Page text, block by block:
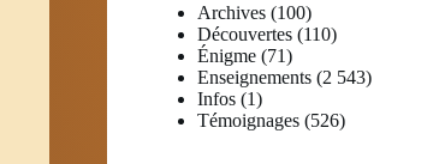
Archives (100)
Découvertes (110)
Énigme (71)
Enseignements (2 543)
Infos (1)
Témoignages (526)